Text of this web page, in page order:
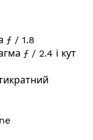
ƒ / 1.8
ƒ / 2.4 і кут